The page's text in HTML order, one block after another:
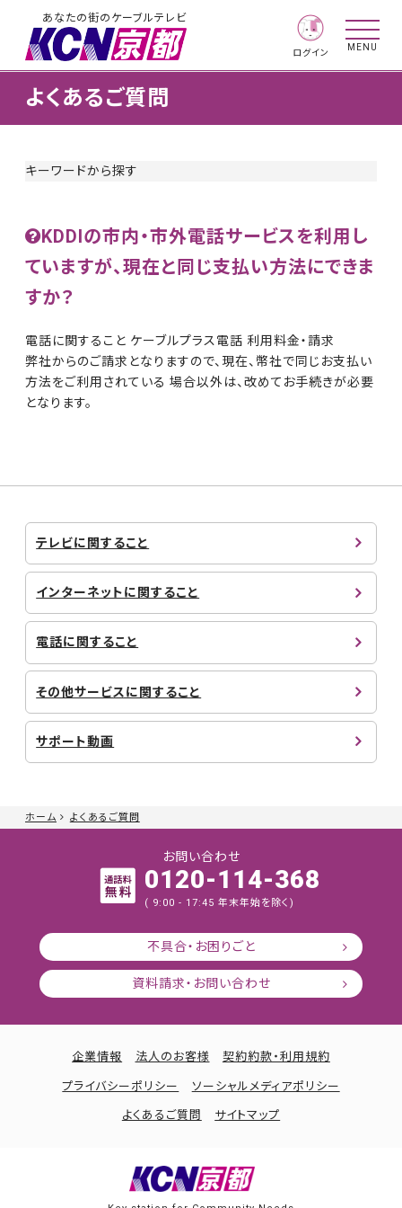
あなたの街のケーブルテレビ
ログイン
MENU
ホーム よくあるご質問
よくあるご質問
キーワードから探す
KDDIの市内・市外電話サービスを利用し
ていますが、現在と同じ支払い方法にできま
すか？
電話に関すること ケーブルプラス電話 利用料金・請求
弊社からのご請求となりますので、現在、幣社で同じお支払い
方法をご利用されている 場合以外は、改めてお手続きが必要
となります。
テレビに関すること
インターネットに関すること
電話に関すること
その他サービスに関すること
サポート動画
お問い合わせ
0120-114-368
( 9:00 - 17:45 年末年始を除く)
不具合・お困りごと
資料請求・お問い合わせ
企業情報 法人のお客様 契約約款・利用規約
プライバシーポリシー ソーシャルメディアポリシー
よくあるご質問 サイトマップ